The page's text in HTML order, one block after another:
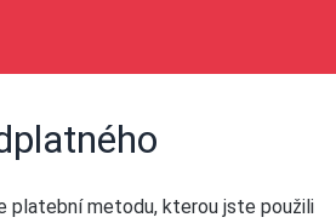
platební metodu, kterou jste použili